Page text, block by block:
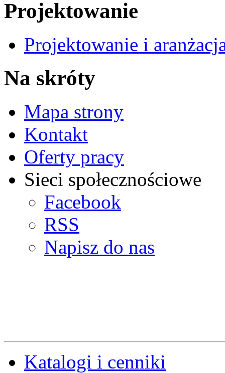
Projektowanie
Projektowanie i
Na skróty
Mapa strony
Kontakt
Oferty pracy
Sieci społecznościowe
Facebook
RSS
Napisz do nas
Katalogi i cenniki